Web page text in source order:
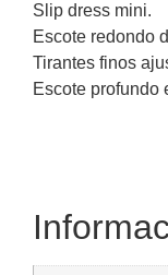
Slip dress mini.
Escote redondo
Tirantes finos
Escote profundo